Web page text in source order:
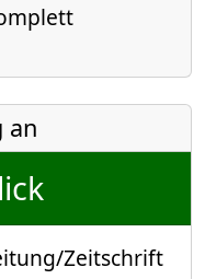
an
Zeitschrift